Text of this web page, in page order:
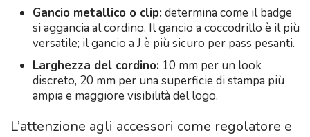
Gancio metallico o clip: determina come il badge
si aggancia al cordino. Il gancio a coccodrillo è il più
versatile; il gancio a J è più sicuro per pass pesanti.
Larghezza del cordino: 10 mm per un look
discreto, 20 mm per una superficie di stampa più
ampia e maggiore visibilità del logo.
L’attenzione agli accessori come regolatore e